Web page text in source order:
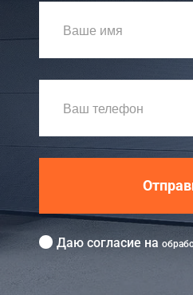
Даю согласие на